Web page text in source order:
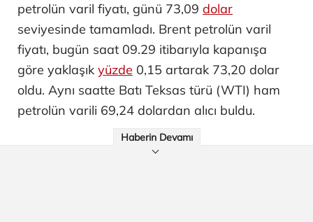
petrolün varil fiyatı, günü 73,09 dolar
seviyesinde tamamladı. Brent petrolün varil
fiyatı, bugün saat 09.29 itibarıyla kapanışa
göre yaklaşık yüzde 0,15 artarak 73,20 dolar
oldu. Aynı saatte Batı Teksas türü (WTI) ham
petrolün varili 69,24 dolardan alıcı buldu.
Haberin Devamı